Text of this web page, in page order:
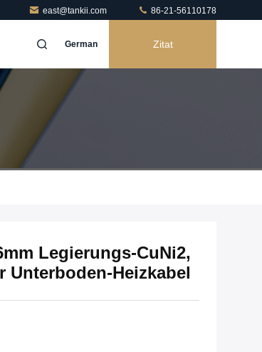
east@tankii.com 86-21-56110178
German Zitat
Legierungs-CuNi2,
Unterboden-Heizkabel